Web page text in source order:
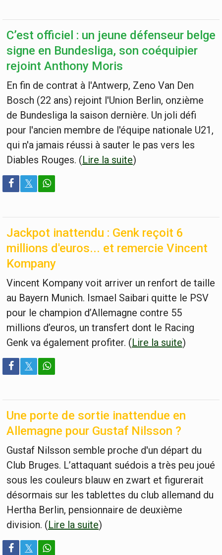
C’est officiel : un jeune défenseur belge
signe en Bundesliga, son coéquipier
rejoint Anthony Moris
En fin de contrat à l'Antwerp, Zeno Van Den
Bosch (22 ans) rejoint l'Union Berlin, onzième
de Bundesliga la saison dernière. Un joli défi
pour l'ancien membre de l'équipe nationale U21,
qui n'a jamais réussi à sauter le pas vers les
Diables Rouges. (Lire la suite)
𝕏
Jackpot inattendu : Genk reçoit 6
millions d'euros... et remercie Vincent
Kompany
Vincent Kompany voit arriver un renfort de taille
au Bayern Munich. Ismael Saibari quitte le PSV
pour le champion d’Allemagne contre 55
millions d’euros, un transfert dont le Racing
Genk va également profiter. (Lire la suite)
𝕏
Une porte de sortie inattendue en
Allemagne pour Gustaf Nilsson ?
Gustaf Nilsson semble proche d'un départ du
Club Bruges. L’attaquant suédois a très peu joué
sous les couleurs blauw en zwart et figurerait
désormais sur les tablettes du club allemand du
Hertha Berlin, pensionnaire de deuxième
division. (Lire la suite)
𝕏